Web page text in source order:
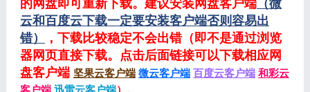
的网盘即可重新下载。建议安装网盘客户端（微
云和百度云下载一定要安装客户端否则容易出
错）
，下载比较稳定不会出错（即不是通过浏览
器网页直接下载。点击后面链接可以下载相应网
盘客户端 坚果云客户端 微云客户端 百度云客户端 和彩云
客户端 迅雷云客户端）。